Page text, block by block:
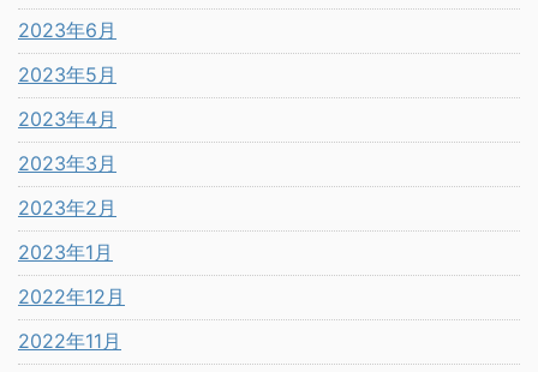
2023年6月
2023年5月
2023年4月
2023年3月
2023年2月
2023年1月
2022年12月
2022年11月